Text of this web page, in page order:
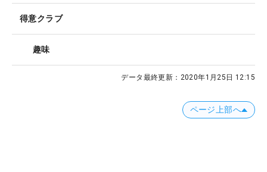
得意クラブ
趣味
データ最終更新： 2020年1月25日 12:15
ページ上部へ